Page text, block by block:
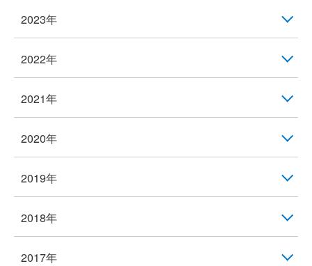
2023年
2022年
2021年
2020年
2019年
2018年
2017年